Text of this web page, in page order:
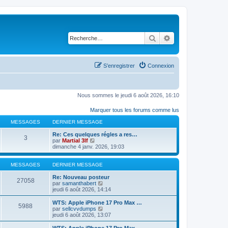
Rechercher
Connexion
S’enregistrer
Nous sommes le jeudi 6 août 2026, 16:10
Marquer tous les forums comme lus
MESSAGES DERNIER MESSAGE
3
Re: Ces quelques régles a res…
par Martial 3lf
o
i
r
l
e
d
e
n
i
e
dimanche 4 janv. 2026, 19:03
MESSAGES DERNIER MESSAGE
27058
Re: Nouveau posteur
par samanthabert
o
i
r
e
e
jeudi 6 août 2026, 14:14
5988
WTS: Apple iPhone 17 Pro Max …
par sellcvvdumps
o
i
r
jeudi 6 août 2026, 13:07